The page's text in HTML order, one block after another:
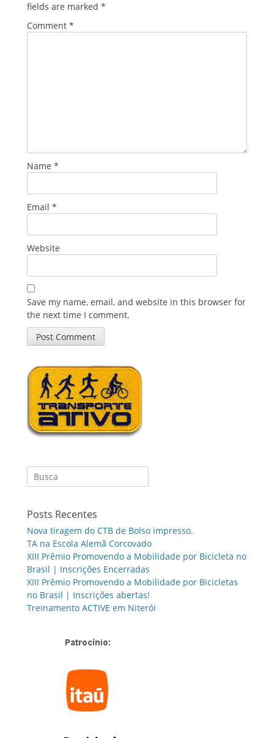
fields are marked *
Comment *
Name *
Email *
Website
Save my name, email, and website in this browser for
the next time I comment.
Search
for:
Posts Recentes
Nova tiragem do CTB de Bolso impresso.
TA na Escola Alemã Corcovado
XIII Prêmio Promovendo a Mobilidade por Bicicleta no
Brasil | Inscrições Encerradas
XIII Prêmio Promovendo a Mobilidade por Bicicletas
no Brasil | Inscrições abertas!
Treinamento ACTIVE em Niterói